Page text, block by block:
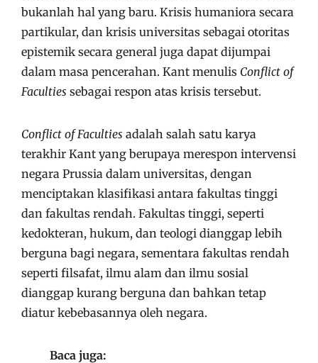
bukanlah hal yang baru. Krisis humaniora secara
partikular, dan krisis universitas sebagai otoritas
epistemik secara general juga dapat dijumpai
dalam masa pencerahan. Kant menulis Conflict of
Faculties sebagai respon atas krisis tersebut.
Conflict of Faculties adalah salah satu karya
terakhir Kant yang berupaya merespon intervensi
negara Prussia dalam universitas, dengan
menciptakan klasifikasi antara fakultas tinggi
dan fakultas rendah. Fakultas tinggi, seperti
kedokteran, hukum, dan teologi dianggap lebih
berguna bagi negara, sementara fakultas rendah
seperti filsafat, ilmu alam dan ilmu sosial
dianggap kurang berguna dan bahkan tetap
diatur kebebasannya oleh negara.
Baca juga: